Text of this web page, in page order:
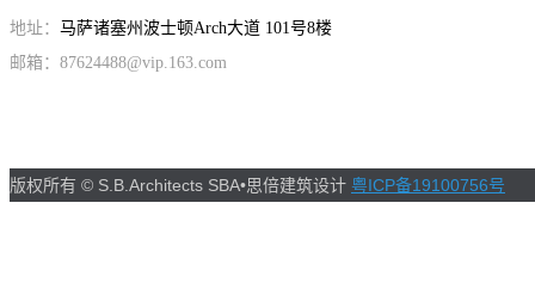
地址： 马萨诸塞州波士顿Arch大道 101号8楼
邮箱：87624488@vip.163.com
版权所有 © S.B.Architects SBA•思倍建筑设计 粤ICP备19100756号